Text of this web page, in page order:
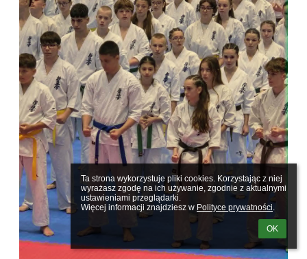
Ta strona wykorzystuje pliki cookies. Korzystając z niej
wyrażasz zgodę na ich używanie, zgodnie z aktualnymi
ustawieniami przeglądarki.
Więcej informacji znajdziesz w Polityce prywatności.
OK